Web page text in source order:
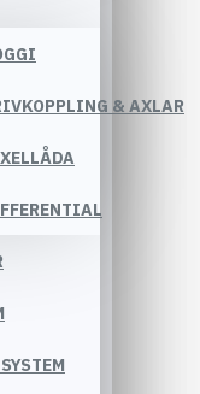
& AXLAR